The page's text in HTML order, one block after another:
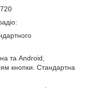
та Android,
кнопки. Стандартна